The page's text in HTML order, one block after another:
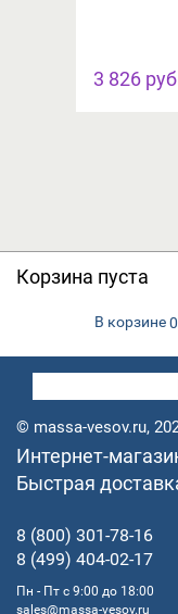
3 826
Корзина пуста
В корзине
© massa-vesov.ru,
Интернет-
Быстрая
8 (800) 301-78-16
8 (499) 404-02-17
Пн - Пт с 9:00 до 18:00
sales@massa-vesov.ru